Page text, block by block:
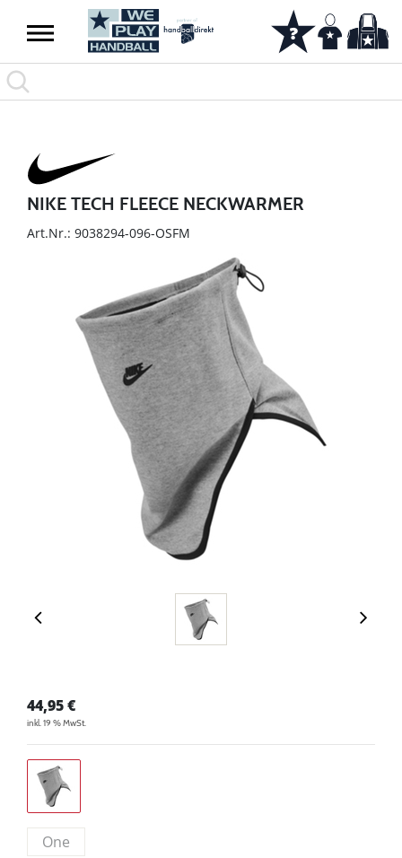
NIKE TECH FLEECE NECKWARMER
Art.Nr.: 9038294-096-OSFM
44,95€
inkl. 19 % MwSt.
One